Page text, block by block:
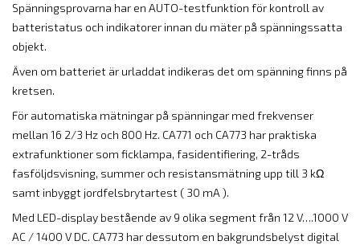
Spänningsprovarna har en AUTO-testfunktion för kontroll av
batteristatus och indikatorer innan du mäter på spänningssatta
objekt.
Även om batteriet är urladdat indikeras det om spänning finns på
kretsen.
För automatiska mätningar på spänningar med frekvenser
mellan 16 2/3 Hz och 800 Hz. CA771 och CA773 har praktiska
extrafunktioner som ficklampa, fasidentifiering, 2-tråds
fasföljdsvisning, summer och resistansmätning upp till 3 kΩ
samt inbyggt jordfelsbrytartest ( 30 mA ).
Med LED-display bestående av 9 olika segment från 12 V….1000 V
AC / 1400 V DC. CA773 har dessutom en bakgrundsbelyst digital